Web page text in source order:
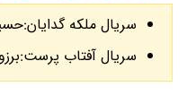
سریال ملکه گدایان:حسین
سریال آفتاب پرست:برزو